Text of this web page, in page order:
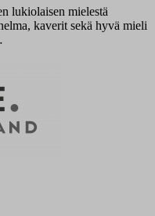
lukiolaisen mielestä
kaverit sekä hyvä mieli